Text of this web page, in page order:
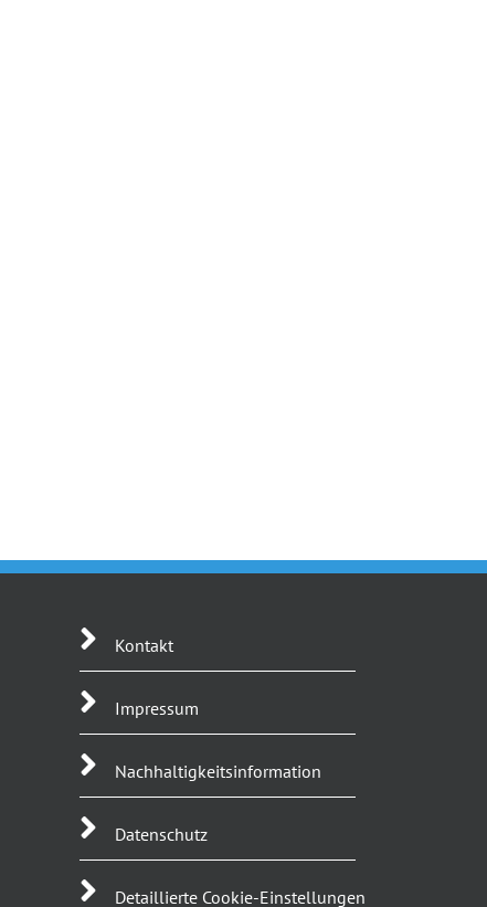
Kontakt
Impressum
Nachhaltigkeitsinformation
Datenschutz
Detaillierte Cookie-Einstellungen